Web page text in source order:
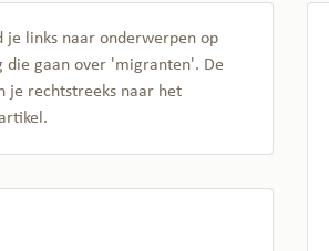
je links naar onderwerpen op
die gaan over 'migranten'. De
je rechtstreeks naar het